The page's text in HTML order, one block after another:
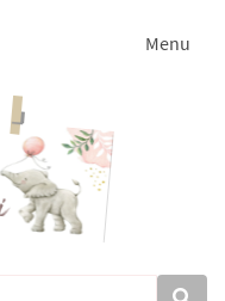
Menu